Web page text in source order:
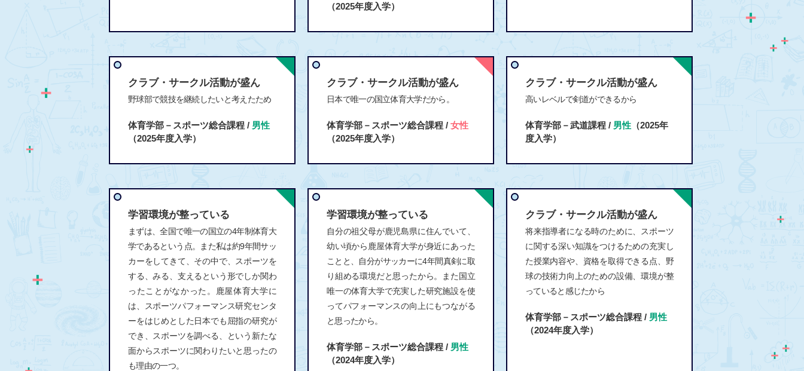
（2025年度入学）
クラブ・サークル活動が盛ん
野球部で競技を継続したいと考えたため
体育学部－スポーツ総合課程 / 男性
（2025年度入学）
クラブ・サークル活動が盛ん
日本で唯一の国立体育大学だから。
体育学部－スポーツ総合課程 / 女性
（2025年度入学）
クラブ・サークル活動が盛ん
高いレベルで剣道ができるから
体育学部－武道課程 / 男性 （2025年
度入学）
学習環境が整っている
まずは、全国で唯一の国立の4年制体育大
学であるという点。また私は約9年間サッ
カーをしてきて、その中で、スポーツを
する、みる、支えるという形でしか関わ
ったことがなかった。鹿屋体育大学に
は、スポーツパフォーマンス研究センタ
ーをはじめとした日本でも屈指の研究が
でき、スポーツを調べる、という新たな
面からスポーツに関わりたいと思ったの
も理由の一つ。
学習環境が整っている
自分の祖父母が鹿児島県に住んでいて、
幼い頃から鹿屋体育大学が身近にあった
ことと、自分がサッカーに4年間真剣に取
り組める環境だと思ったから。また国立
唯一の体育大学で充実した研究施設を使
ってパフォーマンスの向上にもつながる
と思ったから。
体育学部－スポーツ総合課程 / 男性
（2024年度入学）
クラブ・サークル活動が盛ん
将来指導者になる時のために、スポーツ
に関する深い知識をつけるための充実し
た授業内容や、資格を取得できる点、野
球の技術力向上のための設備、環境が整
っていると感じたから
体育学部－スポーツ総合課程 / 男性
（2024年度入学）